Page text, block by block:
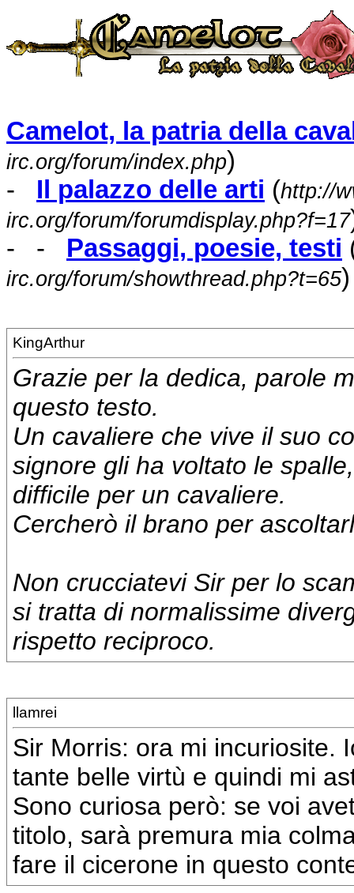
Camelot, la patria della
irc.org/forum/index.php)
- Il palazzo delle arti (http://
irc.org/forum/forumdisplay.php?f=17
- - Passaggi, poesie, testi
irc.org/forum/showthread.php?t=65)
KingArthur
Grazie per la dedica, parole
questo testo.
Un cavaliere che vive il suo
signore gli ha voltato le
difficile per un cavaliere.
Cercherò il brano per
Non crucciatevi Sir per lo
si tratta di normalissime
rispetto reciproco.
llamrei
Sir Morris: ora mi incuriosite.
tante belle virtù e quindi mi
Sono curiosa però: se voi
titolo, sarà premura mia
fare il cicerone in questo